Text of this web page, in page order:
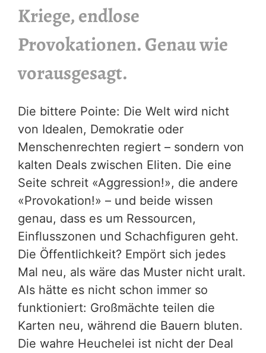
Kriege, endlose
Provokationen. Genau wie
vorausgesagt.
Die bittere Pointe: Die Welt wird nicht
von Idealen, Demokratie oder
Menschenrechten regiert – sondern von
kalten Deals zwischen Eliten. Die eine
Seite schreit «Aggression!», die andere
«Provokation!» – und beide wissen
genau, dass es um Ressourcen,
Einflusszonen und Schachfiguren geht.
Die Öffentlichkeit? Empört sich jedes
Mal neu, als wäre das Muster nicht uralt.
Als hätte es nicht schon immer so
funktioniert: Großmächte teilen die
Karten neu, während die Bauern bluten.
Die wahre Heuchelei ist nicht der Deal